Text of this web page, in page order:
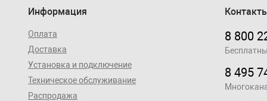
Информация
Оплата
Доставка
Установка и подключение
Техническое обслуживание
Распродажа
8 800
8 495